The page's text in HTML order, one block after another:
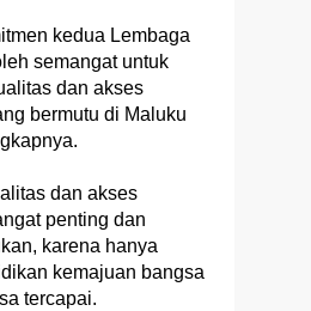
kedua Lembaga
semangat untuk
dan akses
bermutu di Maluku
dan akses
penting dan
karena hanya
kemajuan bangsa
tercapai.